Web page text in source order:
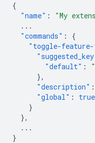
{
"name" : "My
...
"commands" :
{
"toggle-feature-
"default" :
},
"description" :
"global" :
true
}
},
...
}